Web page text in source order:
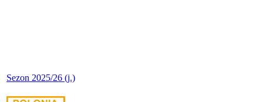
Sezon 2025/26 (j.)